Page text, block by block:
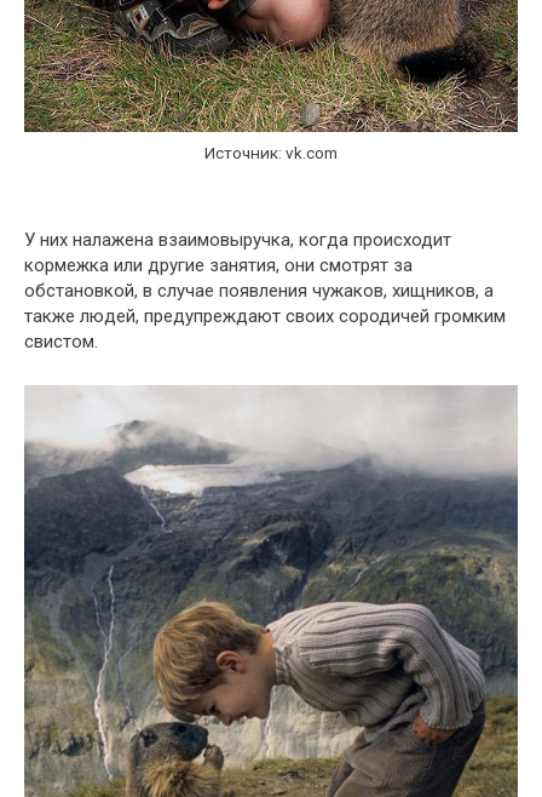
Источник: vk.com
У них налажена взаимовыручка, когда происходит
кормежка или другие занятия, они смотрят за
обстановкой, в случае появления чужаков, хищников, а
также людей, предупреждают своих сородичей громким
свистом.